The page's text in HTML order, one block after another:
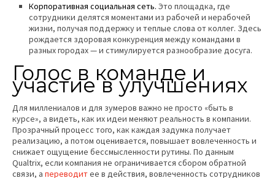
Корпоративная социальная сеть. Это площадка, где
сотрудники делятся моментами из рабочей и нерабочей
жизни, получая поддержку и теплые слова от коллег. Здесь
рождается здоровая конкуренция между командами в
разных городах — и стимулируется разнообразие досуга.
Голос в команде и
участие в улучшениях
Для миллениалов и для зумеров важно не просто «быть в
курсе», а видеть, как их идеи меняют реальность в компании.
Прозрачный процесс того, как каждая задумка получает
реализацию, а потом оценивается, повышает вовлеченность и
снижает ощущение бессмысленности рутины. По данным
Qualtrix, если компания не ограничивается сбором обратной
связи, а переводитее в действия, вовлеченность сотрудников